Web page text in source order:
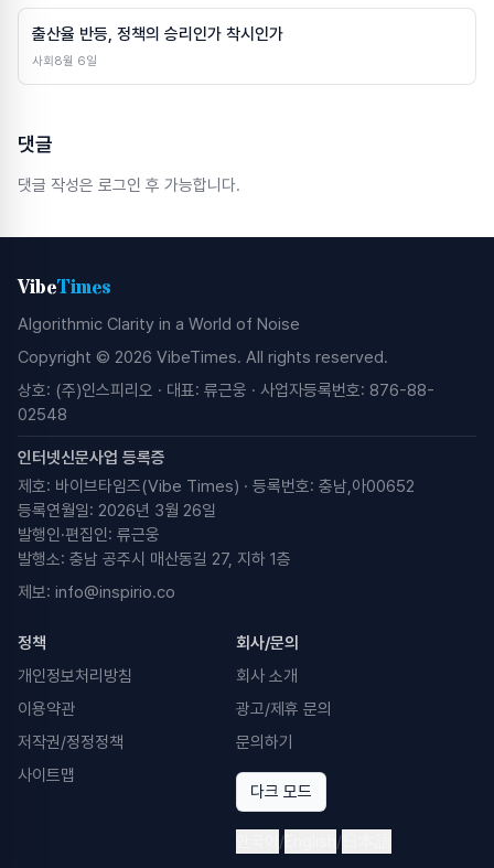
출산율 반등, 정책의 승리인가 착시인가
사회 8월 6일
댓글
댓글 작성은 로그인 후 가능합니다.
VibeTimes
Algorithmic Clarity in a World of Noise
Copyright © 2026 VibeTimes. All rights reserved.
상호: (주)인스피리오 · 대표: 류근웅 · 사업자등록번호: 876-88-
02548
인터넷신문사업 등록증
제호: 바이브타임즈(Vibe Times) · 등록번호: 충남,아00652
등록연월일: 2026년 3월 26일
발행인·편집인: 류근웅
발행소: 충남 공주시 매산동길 27, 지하 1층
제보: info@inspirio.co
정책
개인정보처리방침
이용약관
저작권/정정정책
사이트맵
회사/문의
회사 소개
광고/제휴 문의
문의하기
다크 모드
/ /